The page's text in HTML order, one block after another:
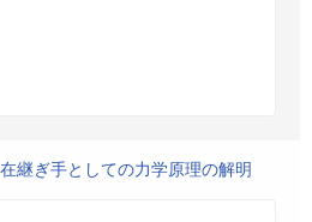
継ぎ手としての力学原理の解明